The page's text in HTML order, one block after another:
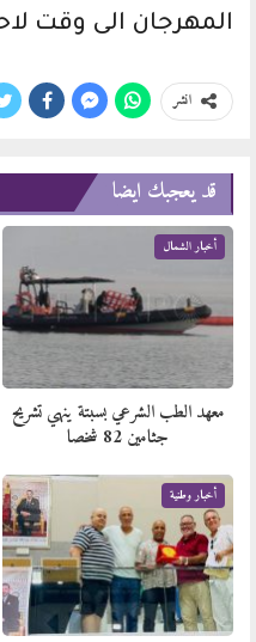
المهرجان الى وقت
انشر
قد يعجبك ايضا
أخبار الشمال
معهد الطب الشرعي بسبتة ينهي تشريح
جثامين 82 شخصا
أخبار وطنية